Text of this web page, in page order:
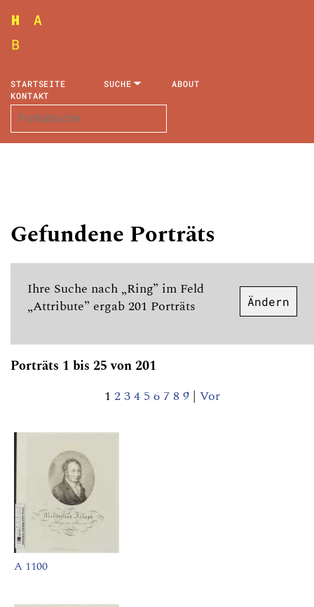
STARTSEITE SUCHE
ABOUT
KONTAKT
Gefundene Porträts
Ihre Suche nach „Ring” im Feld
„Attribute” ergab 201 Porträts
Ändern
Porträts 1 bis 25 von 201
1 234 56 789 | Vor
A 1100